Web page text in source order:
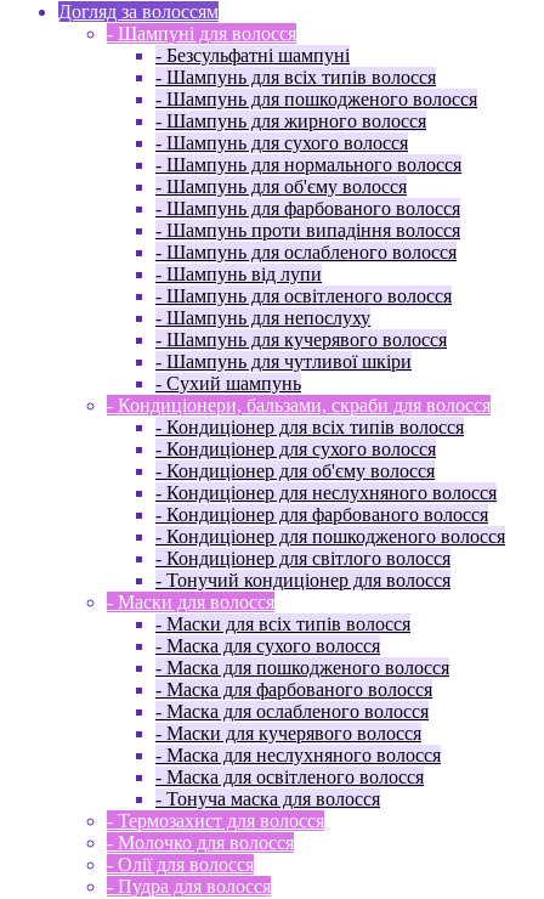
Догляд за волоссям
- Шампуні для волосся
- Безсульфатні шампуні
- Шампунь для всіх типів волосся
- Шампунь для пошкодженого волосся
- Шампунь для жирного волосся
- Шампунь для сухого волосся
- Шампунь для нормального волосся
- Шампунь для об'єму волосся
- Шампунь для фарбованого волосся
- Шампунь проти випадіння волосся
- Шампунь для ослабленого волосся
- Шампунь від лупи
- Шампунь для освітленого волосся
- Шампунь для непослуху
- Шампунь для кучерявого волосся
- Шампунь для чутливої ​​шкіри
- Сухий шампунь
- Кондиціонери, бальзами, скраби для волосся
- Кондиціонер для всіх типів волосся
- Кондиціонер для сухого волосся
- Кондиціонер для об'єму волосся
- Кондиціонер для неслухняного волосся
- Кондиціонер для фарбованого волосся
- Кондиціонер для пошкодженого волосся
- Кондиціонер для світлого волосся
- Тонучий кондиціонер для волосся
- Маски для волосся
- Маски для всіх типів волосся
- Маска для сухого волосся
- Маска для пошкодженого волосся
- Маска для фарбованого волосся
- Маска для ослабленого волосся
- Маски для кучерявого волосся
- Маска для неслухняного волосся
- Маска для освітленого волосся
- Тонуча маска для волосся
- Термозахист для волосся
- Молочко для волосся
- Олії для волосся
- Пудра для волосся